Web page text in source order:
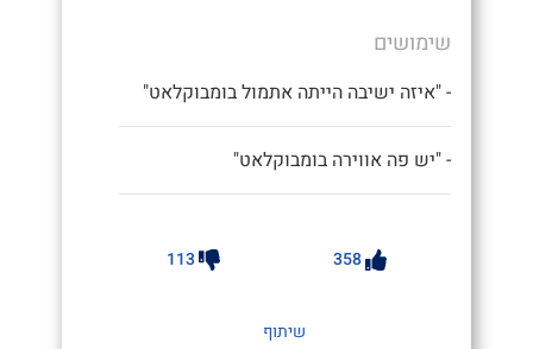
שימושים
- "איזה ישיבה הייתה אתמול בומבוקלאט"
- "יש פה אווירה בומבוקלאט"
358
113
שיתוף